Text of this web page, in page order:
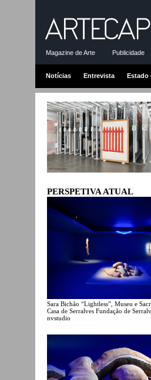
Magazine de Arte Publicidade
Notícias Entrevista Estado
PERSPETIVA ATUAL
Sara Bichão “Lightless”, Museu e
Casa de Serralves Fundação de
nvstudio